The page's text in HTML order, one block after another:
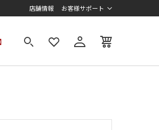
店舗情報 お客様サポート